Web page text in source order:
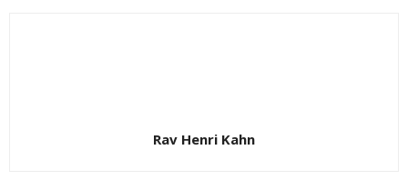
Rav Henri Kahn